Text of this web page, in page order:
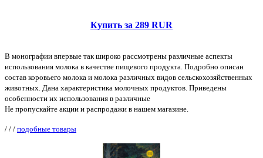
Купить за 289 RUR
В монографии впервые так широко рассмотрены различные аспекты
использования молока в качестве пищевого продукта. Подробно описан
состав коровьего молока и молока различных видов сельскохозяйственных
животных. Дана характеристика молочных продуктов. Приведены
особенности их использования в различные
Не пропускайте акции и распродажи в нашем магазине.
/ / / подобные товары